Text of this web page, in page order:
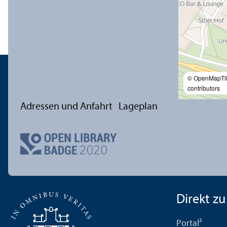
©
contributors
Adressen und Anfahrt Lageplan
Direkt zu
Portal²